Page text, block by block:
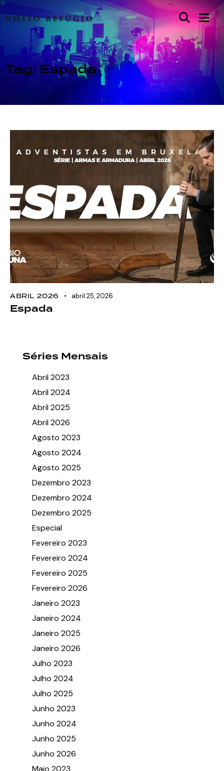
Tag: Espada
ABRIL 2026 abril 25, 2026
Espada
Séries Mensais
Abril 2023
Abril 2024
Abril 2025
Abril 2026
Agosto 2023
Agosto 2024
Agosto 2025
Dezembro 2023
Dezembro 2024
Dezembro 2025
Especial
Fevereiro 2023
Fevereiro 2024
Fevereiro 2025
Fevereiro 2026
Janeiro 2023
Janeiro 2024
Janeiro 2025
Janeiro 2026
Julho 2023
Julho 2024
Julho 2025
Junho 2023
Junho 2024
Junho 2025
Junho 2026
Maio 2023